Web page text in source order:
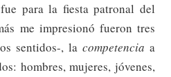
fue para la fiesta patronal del
me impresionó fueron tres
sentidos-, la competencia a
hombres, mujeres, jóvenes,